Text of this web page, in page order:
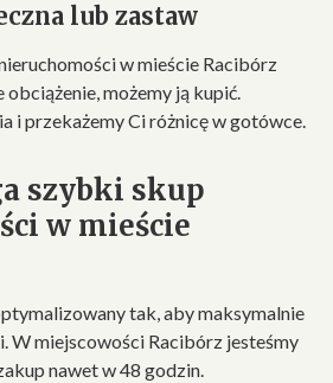
lub zastaw
w mieście Racibórz
możemy ją kupić.
i przekażemy Ci różnicę w gotówce.
szybki skup
w mieście
tak, aby maksymalnie
W miejscowości Racibórz jesteśmy
nawet w 48 godzin.